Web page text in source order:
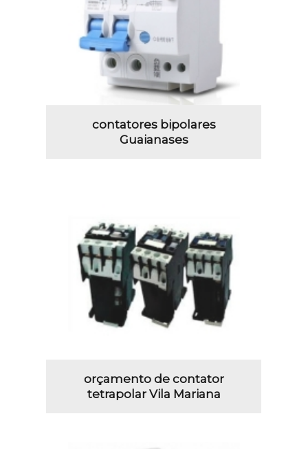
contatores bipolares
Guaianases
orçamento de contator
tetrapolar Vila Mariana